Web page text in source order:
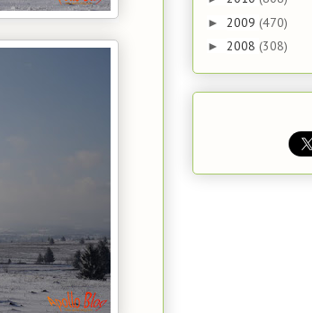
► 2009 (470)
► 2008 (308)